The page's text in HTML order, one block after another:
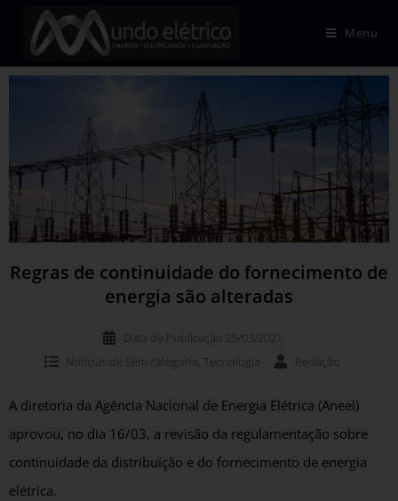
Menu
Regras de continuidade do fornecimento de
energia são alteradas
Data da Publicação 25/03/2021
Notícias de
Sem categoria, Tecnologia Redação
A diretoria da Agência Nacional de Energia Elétrica (Aneel)
aprovou, no dia 16/03, a revisão da regulamentação sobre
continuidade da distribuição e do fornecimento de energia
elétrica.